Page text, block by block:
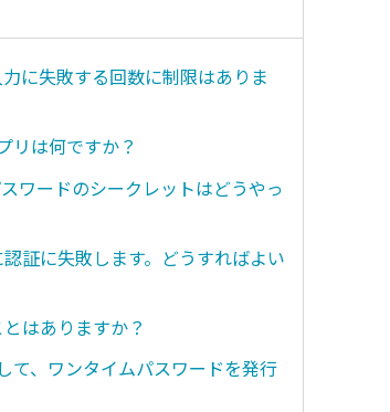
に失敗する回数に制限はありま
リは何ですか？
ワードのシークレットはどうやっ
証に失敗します。どうすればよい
はありますか？
、ワンタイムパスワードを発行